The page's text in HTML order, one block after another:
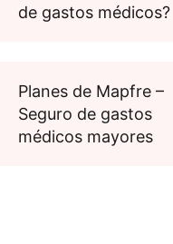
de gastos médicos?
Planes de Mapfre –
Seguro de gastos
médicos mayores